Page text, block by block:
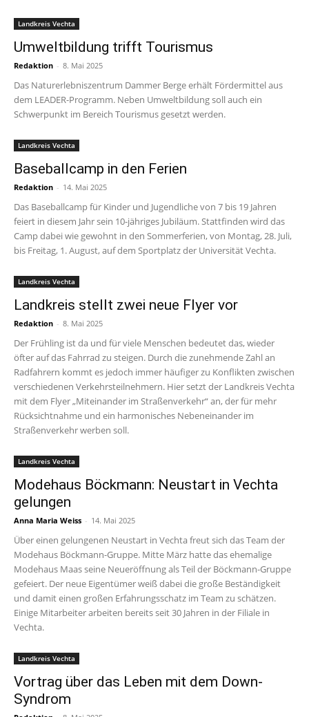
Landkreis Vechta
Umweltbildung trifft Tourismus
Redaktion - 8. Mai 2025
Das Naturerlebniszentrum Dammer Berge erhält Fördermittel aus
dem LEADER-Programm. Neben Umweltbildung soll auch ein
Schwerpunkt im Bereich Tourismus gesetzt werden.
Landkreis Vechta
Baseballcamp in den Ferien
Redaktion - 14. Mai 2025
Das Baseballcamp für Kinder und Jugendliche von 7 bis 19 Jahren
feiert in diesem Jahr sein 10-jähriges Jubiläum. Stattfinden wird das
Camp dabei wie gewohnt in den Sommerferien, von Montag, 28. Juli,
bis Freitag, 1. August, auf dem Sportplatz der Universität Vechta.
Landkreis Vechta
Landkreis stellt zwei neue Flyer vor
Redaktion - 8. Mai 2025
Der Frühling ist da und für viele Menschen bedeutet das, wieder
öfter auf das Fahrrad zu steigen. Durch die zunehmende Zahl an
Radfahrern kommt es jedoch immer häufiger zu Konflikten zwischen
verschiedenen Verkehrsteilnehmern. Hier setzt der Landkreis Vechta
mit dem Flyer „Miteinander im Straßenverkehr“ an, der für mehr
Rücksichtnahme und ein harmonisches Nebeneinander im
Straßenverkehr werben soll.
Landkreis Vechta
Modehaus Böckmann: Neustart in Vechta
gelungen
Anna Maria Weiss - 14. Mai 2025
Über einen gelungenen Neustart in Vechta freut sich das Team der
Modehaus Böckmann-Gruppe. Mitte März hatte das ehemalige
Modehaus Maas seine Neueröffnung als Teil der Böckmann-Gruppe
gefeiert. Der neue Eigentümer weiß dabei die große Beständigkeit
und damit einen großen Erfahrungsschatz im Team zu schätzen.
Einige Mitarbeiter arbeiten bereits seit 30 Jahren in der Filiale in
Vechta.
Landkreis Vechta
Vortrag über das Leben mit dem Down-
Syndrom